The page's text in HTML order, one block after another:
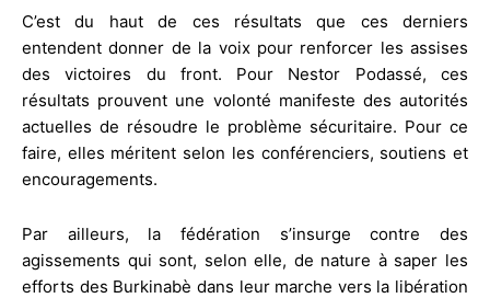
C’est du haut de ces résultats que ces derniers
entendent donner de la voix pour renforcer les assises
des victoires du front. Pour Nestor Podassé, ces
résultats prouvent une volonté manifeste des autorités
actuelles de résoudre le problème sécuritaire. Pour ce
faire, elles méritent selon les conférenciers, soutiens et
encouragements.
Par ailleurs, la fédération s’insurge contre des
agissements qui sont, selon elle, de nature à saper les
efforts des Burkinabè dans leur marche vers la libération